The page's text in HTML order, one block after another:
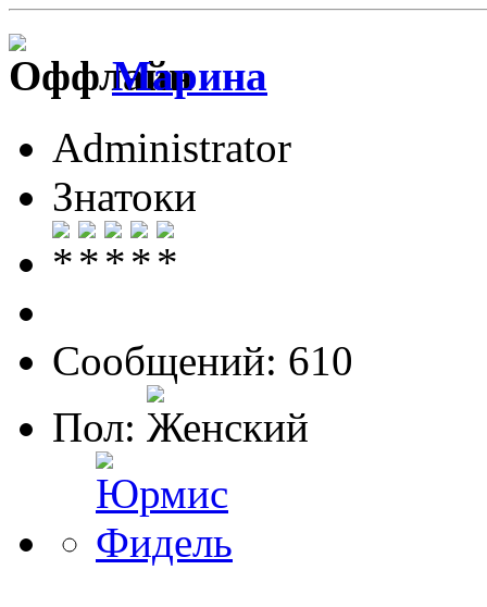
Марина
Administrator
Знатоки
Сообщений: 610
Пол: